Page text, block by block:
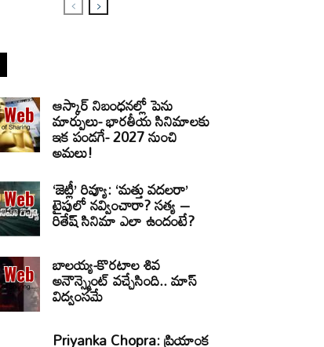
ఆస్కార్ నిబంధనల్లో పెను
మార్పులు- భారతీయ సినిమాలకు
ఇక పండగే- 2027 నుంచి
అమలు!
‘జెట్లీ’ రివ్యూ: ‘మత్తు వదలరా’
టైపులో నవ్వించారా? సత్య –
రితేష్ సినిమా ఎలా ఉందంటే?
బాలయ్య-కొరటాల శివ
అనౌన్స్మెంట్ వచ్చేసింది.. మాస్
విద్వంసమే
Priyanka Chopra: ప్రియాంక